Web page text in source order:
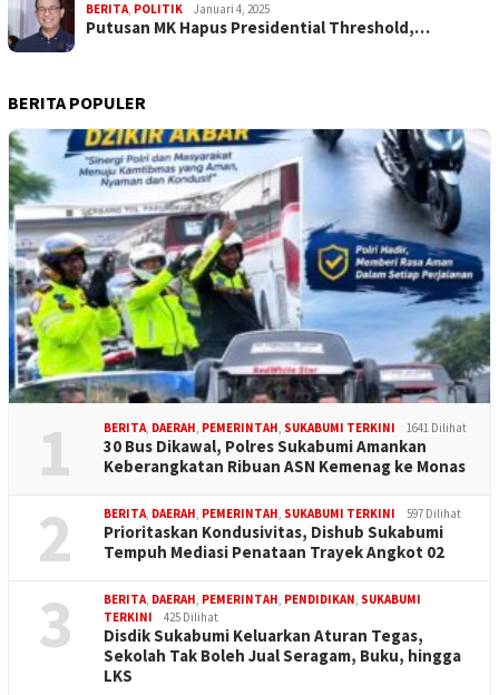
BERITA, POLITIK Januari 4, 2025
Putusan MK Hapus Presidential Threshold,…
BERITA POPULER
1 BERITA, DAERAH, PEMERINTAH, SUKABUMI TERKINI 1641 Dilihat
30 Bus Dikawal, Polres Sukabumi Amankan
Keberangkatan Ribuan ASN Kemenag ke Monas
2 BERITA, DAERAH, PEMERINTAH, SUKABUMI TERKINI 597 Dilihat
Prioritaskan Kondusivitas, Dishub Sukabumi
Tempuh Mediasi Penataan Trayek Angkot 02
3 BERITA, DAERAH, PEMERINTAH, PENDIDIKAN, SUKABUMI
TERKINI
425 Dilihat
Disdik Sukabumi Keluarkan Aturan Tegas,
Sekolah Tak Boleh Jual Seragam, Buku, hingga
LKS